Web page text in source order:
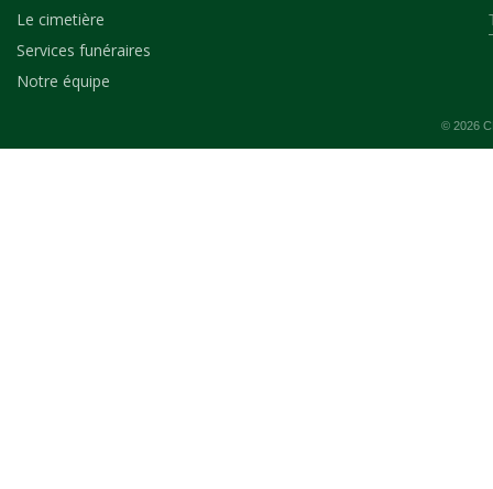
Le cimetière
Services funéraires
Notre équipe
© 2026